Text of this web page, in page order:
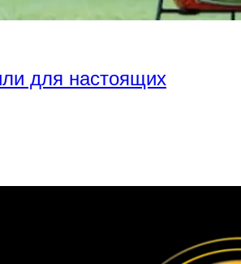
для настоящих